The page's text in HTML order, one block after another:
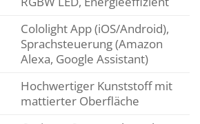
Cololight App (iOS/Android),
Sprachsteuerung (Amazon
Alexa, Google Assistant)
Hochwertiger Kunststoff mit
mattierter Oberfläche